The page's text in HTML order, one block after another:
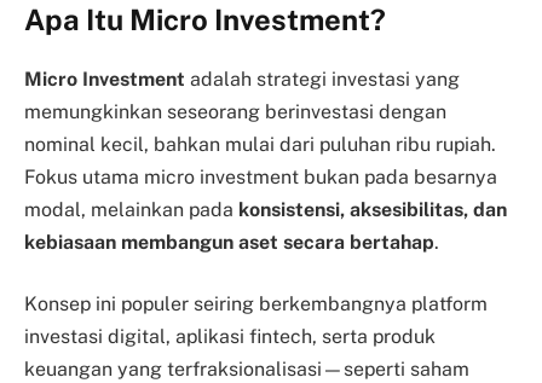
Apa Itu Micro Investment?
Micro Investment adalah strategi investasi yang
memungkinkan seseorang berinvestasi dengan
nominal kecil, bahkan mulai dari puluhan ribu rupiah.
Fokus utama micro investment bukan pada besarnya
modal, melainkan pada konsistensi, aksesibilitas, dan
kebiasaan membangun aset secara bertahap.
Konsep ini populer seiring berkembangnya platform
investasi digital, aplikasi fintech, serta produk
keuangan yang terfraksionalisasi—seperti saham